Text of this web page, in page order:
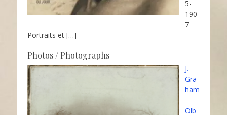
5-
190
7
Portraits et […]
Photos / Photographs
J.
Gra
ham
-
Olb